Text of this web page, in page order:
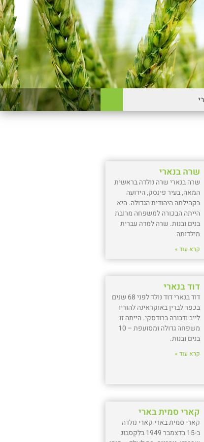
שרה בנארי
שרה בנארי שרה נולדה בראשית
המאה, בעיר פינסק, הידועה
בקהילתה היהודית הגדולה. היא
הייתה הבכורה למשפחה מרובת
בנים ובנות. שרה למדה עברית
מילדותה
קרא עוד »
דוד בנארי
דוד בנארי דוד נולד לפני 68 שנים
בכפר לברין באוקראינה להוריו
לייב ודבורה ברודסקי. הייתה זו
משפחה גדולה ומסועפת – 10
בנים ובנות.
קרא עוד »
קארי סמית בארי
קארי סמית בארי קארי נולדה
ב-15 בדצמבר 1949 בלַקְסבוג